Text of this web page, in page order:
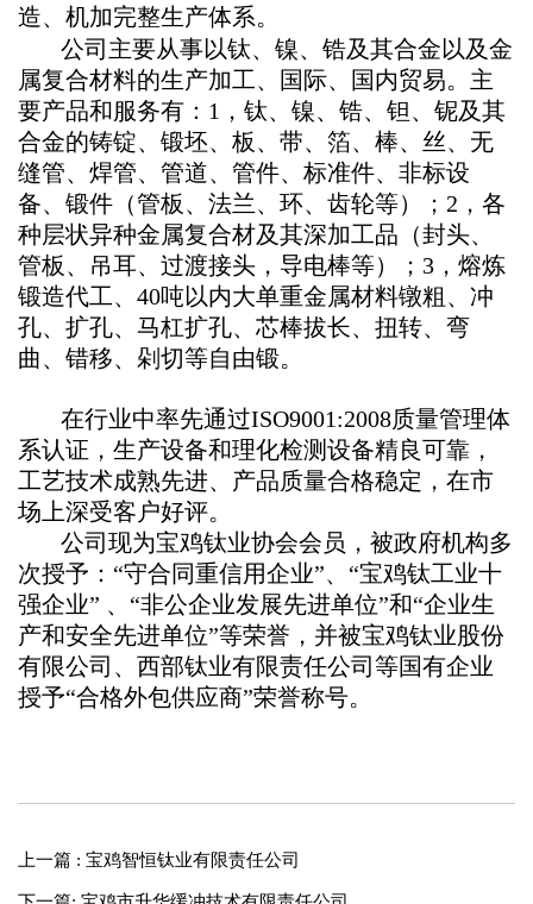
造、机加完整生产体系。
公司主要从事以钛、镍、锆及其合金以及金
属复合材料的生产加工、国际、国内贸易。主
要产品和服务有：1，钛、镍、锆、钽、铌及其
合金的铸锭、锻坯、板、带、箔、棒、丝、无
缝管、焊管、管道、管件、标准件、非标设
备、锻件（管板、法兰、环、齿轮等）；2，各
种层状异种金属复合材及其深加工品（封头、
管板、吊耳、过渡接头，导电棒等）；3，熔炼
锻造代工、40吨以内大单重金属材料镦粗、冲
孔、扩孔、马杠扩孔、芯棒拔长、扭转、弯
曲、错移、剁切等自由锻。
在行业中率先通过ISO9001:2008质量管理体
系认证，生产设备和理化检测设备精良可靠，
工艺技术成熟先进、产品质量合格稳定，在市
场上深受客户好评。
公司现为宝鸡钛业协会会员，被政府机构多
次授予：“守合同重信用企业”、“宝鸡钛工业十
强企业” 、“非公企业发展先进单位”和“企业生
产和安全先进单位”等荣誉，并被宝鸡钛业股份
有限公司、西部钛业有限责任公司等国有企业
授予“合格外包供应商”荣誉称号。
上一篇 : 宝鸡智恒钛业有限责任公司